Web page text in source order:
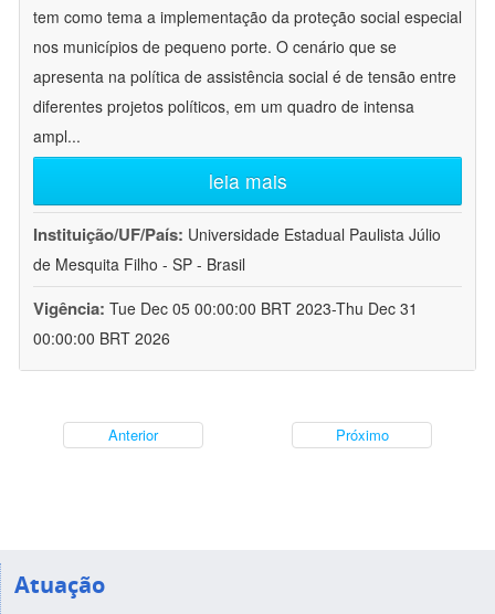
tem como tema a implementação da proteção social especial
nos municípios de pequeno porte. O cenário que se
apresenta na política de assistência social é de tensão entre
diferentes projetos políticos, em um quadro de intensa
ampl...
leia mais
Instituição/UF/País: Universidade Estadual Paulista Júlio
de Mesquita Filho - SP - Brasil
Vigência: Tue Dec 05 00:00:00 BRT 2023-Thu Dec 31
00:00:00 BRT 2026
Anterior Próximo
Atuação